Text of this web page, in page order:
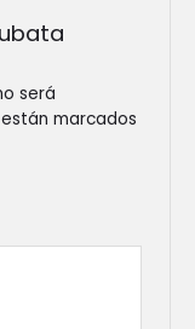
será
marcados